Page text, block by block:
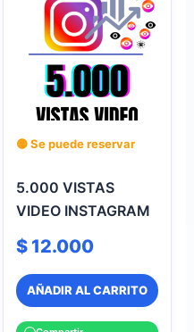
🟡 Se puede reservar
5.000 VISTAS
VIDEO INSTAGRAM
$ 12.000
AÑADIR AL CARRITO